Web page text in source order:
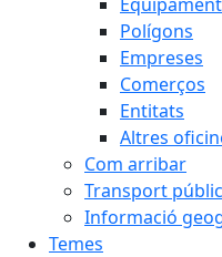
Polígons
Empreses
Comerços
Entitats
Altres
Com arribar
Transport públic
Informació
Temes